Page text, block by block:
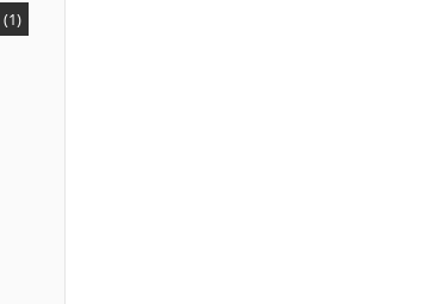
(1)